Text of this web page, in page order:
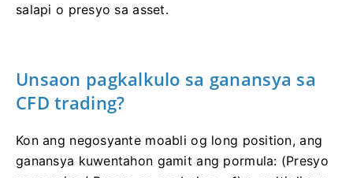
salapi o presyo sa asset.
Unsaon pagkalkulo sa ganansya sa
СFD trading?
Kon ang negosyante moabli og long position, ang
ganansya kuwentahon gamit ang pormula: (Presyo